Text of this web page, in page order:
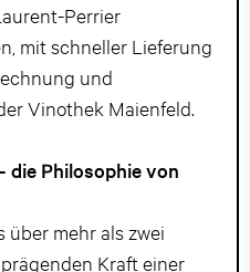
Perrier
mit schneller Lieferung
und
Vinothek Maienfeld.
die Philosophie von
über mehr als zwei
Kraft einer